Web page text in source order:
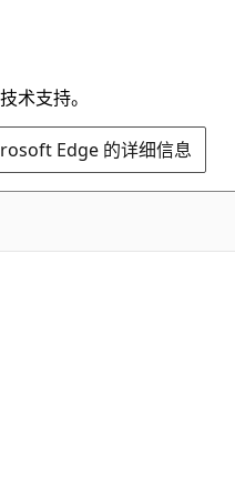
术支持。
Edge 的详细信息